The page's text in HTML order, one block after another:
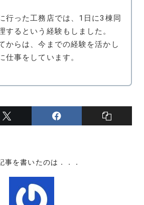
行った工務店では、1日に3棟同
するという経験もしました。
からは、今までの経験を活かし
仕事をしています。
事を書いたのは．．．